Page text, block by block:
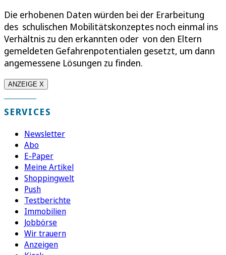
Die erhobenen Daten würden bei der Erarbeitung
des schulischen Mobilitätskonzeptes noch einmal ins
Verhältnis zu den erkannten oder von den Eltern
gemeldeten Gefahrenpotentialen gesetzt, um dann
angemessene Lösungen zu finden.
ANZEIGE X
SERVICES
Newsletter
Abo
E-Paper
Meine Artikel
Shoppingwelt
Push
Testberichte
Immobilien
Jobbörse
Wir trauern
Anzeigen